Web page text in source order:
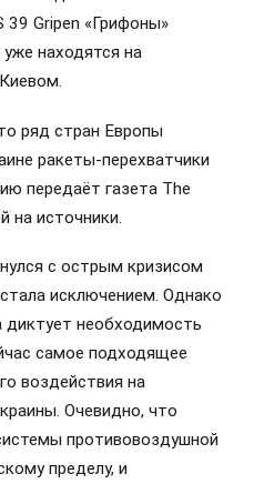
39 Gripen «Грифоны»
находятся на
ряд стран Европы
ракеты-перехватчики
передаёт газета The
на источники.
с острым кризисом
исключением. Однако
необходимость
самое подходящее
воздействия на
Очевидно, что
противовоздушной
пределу, и